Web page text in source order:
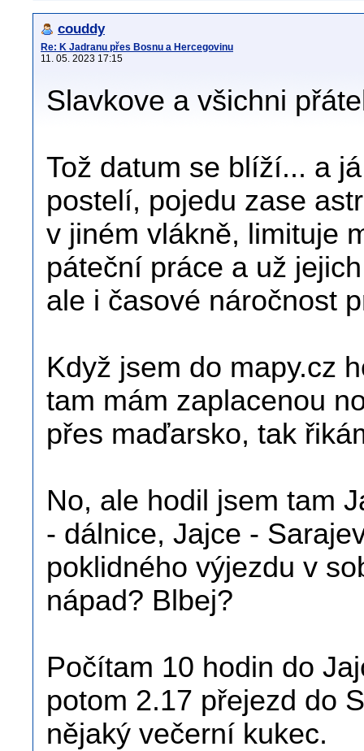
couddy
Re: K Jadranu přes Bosnu a Hercegovinu
11. 05. 2023 17:15
Slavkove a všichni
Tož datum se blíží... a
postelí, pojedu zase
v jiném vlákně, limituje
páteční práce a už
ale i časové náročnost
Když jsem do mapy.cz
tam mám zaplacenou
přes maďarsko, tak
No, ale hodil jsem tam
- dálnice, Jajce -
poklidného výjezdu v
nápad? Blbej?
Počítam 10 hodin do
potom 2.17 přejezd do
nějaký večerní kukec.